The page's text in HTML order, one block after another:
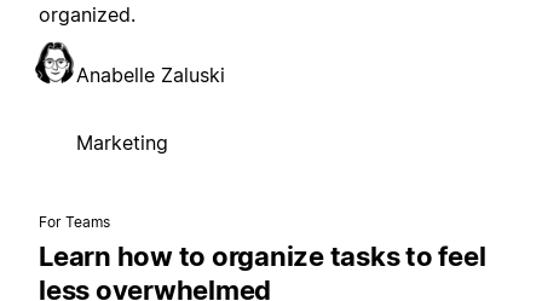
organized.
Anabelle Zaluski
Marketing
For Teams
Learn how to organize tasks to feel
less overwhelmed